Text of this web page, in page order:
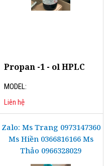
Propan -1 - ol HPLC
MODEL:
Liên hệ
Zalo: Ms Trang 0973147360
Ms Hiền 0366816166 Ms
Thảo 0966328029